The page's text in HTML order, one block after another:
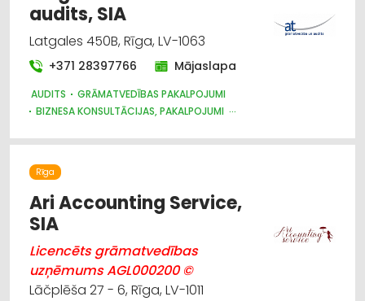
audits, SIA
Latgales 450B, Rīga, LV-1063
+371 28397766 Mājaslapa
AUDITS
GRĀMATVEDĪBAS PAKALPOJUMI
BIZNESA KONSULTĀCIJAS, PAKALPOJUMI
Rīga
Ari Accounting Service,
SIA
Licencēts grāmatvedības
uzņēmums AGL000200 ©
Lāčplēša 27 - 6, Rīga, LV-1011